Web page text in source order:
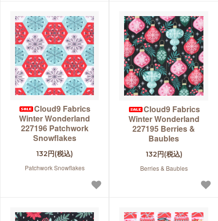
Cloud9 Fabrics
Winter Wonderland
227196 Patchwork
Snowflakes
132円(税込)
Patchwork Snowflakes
Cloud9 Fabrics
Winter Wonderland
227195 Berries &
Baubles
132円(税込)
Berries & Baubles